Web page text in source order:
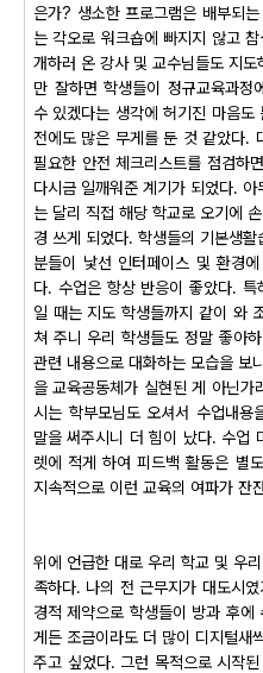
은가? 생소한 프로그램은 배부되
는 각오로 워크숍에 빠지지 않고
개하러 온 강사 및 교수님들도 지
만 잘하면 학생들이 정규교육과
수 있겠다는 생각에 허기진 마음
전에도 많은 무게를 둔 것 같았다.
필요한 안전 체크리스트를 점검하
다시금 일깨워준 계기가 되었다.
는 달리 직접 해당 학교로 오기에
경 쓰게 되었다. 학생들의 기본생
분들이 낯선 인터페이스 및 환경
다. 수업은 항상 반응이 좋았다.
일 때는 지도 학생들까지 같이 와
쳐 주니 우리 학생들도 정말 좋아
관련 내용으로 대화하는 모습을 보
을 교육공동체가 실현된 게 아닌
시는 학부모님도 오셔서 수업내용
말을 써주시니 더 힘이 났다. 수업
렛에 적게 하여 피드백 활동은 별
지속적으로 이런 교육의 여파가 잔
위에 언급한 대로 우리 학교 및 우
족하다. 나의 전 근무지가 대도시
경적 제약으로 학생들이 방과 후에
게든 조금이라도 더 많이 디지털새
주고 싶었다. 그런 목적으로 시작